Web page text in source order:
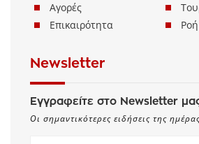
Αγορές
Επικαιρότητα
Newsletter
Εγγραφείτε στο Newsletter
Οι σημαντικότερες ειδήσεις της